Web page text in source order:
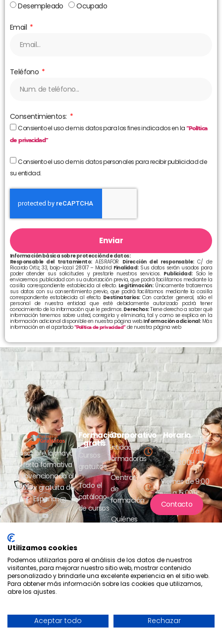
Desempleado
Ocupado
Email
Teléfono
Consentimientos:
Consiento el uso de mis datos para los fines indicados en la“Política
de privacidad”
Consiento el uso de mis datos personales para recibir publicidad de
su entidad.
Enviar
Información básica sobre protección de datos:
Responsable del tratamiento:AESRAFOR Dirección del responsable:C/ de
Ricardo Ortiz, 33, bajo-local 28017 – Madrid Finalidad:Sus datos serán usados para
poder atender sus solicitudes y prestarle nuestros servicios. Publicidad:Solo le
enviaremos publicidad con su autorización previa, que podrá facilitarnos mediante la
casilla correspondiente establecida al efecto. Legitimación:Únicamente trataremos
sus datos con su consentimiento previo, que podrá facilitarnos mediante la casilla
correspondiente establecida al efecto.Destinatarios:Con carácter general, sólo el
personal de nuestra entidad que esté debidamente autorizado podrá tener
conocimiento de la información que le pedimos.Derechos:Tiene derecho a saber qué
información tenemos sobre usted, corregirla y eliminarla, tal y como se explica en la
información adicional disponible en nuestra página web.Información adicional:Más
información en el apartado“Política de privacidad”de nuestra página web
Descubre la mayor
oferta formativa
subvencionada al
100% y gratuita de
España.
Formación
gratis
Cursos
gratuitos
Todo el
catálogo
de cursos
Corporativo
Entidades
formadoras
Centros
de
formación
Quiénes
Horario
Lunes a jueves
de 9:00 a
18:00H
Viernes de 9:00
a 15:00H
Contacto
2026 - Tus cursos gratuitos
- Aesrafor S.L. Política de privacidad
Política de cookies
Utilizamos cookies
Podemos utilizarlas para el análisis de los datos de nuestros
visitantes, para mejorar nuestro sitio web, mostrar contenido
personalizado y brindarle una excelente experiencia en el sitio web.
Para obtener más información sobre las cookies que utilizamos,
abre los ajustes.
Aceptar todo Rechazar